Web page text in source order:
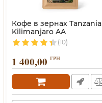
Кофе в зернах Tanzania
Kilimanjaro AA
(Танзания)
(10)
1 400,00 ГРН